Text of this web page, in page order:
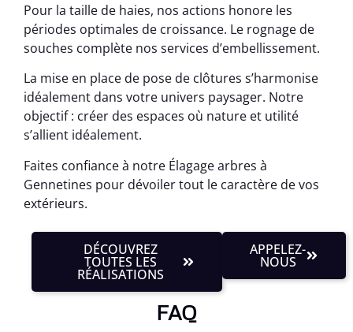
Pour la taille de haies, nos actions honore les
périodes optimales de croissance. Le rognage de
souches complète nos services d’embellissement.
La mise en place de pose de clôtures s’harmonise
idéalement dans votre univers paysager. Notre
objectif : créer des espaces où nature et utilité
s’allient idéalement.
Faites confiance à notre Élagage arbres à
Gennetines pour dévoiler tout le caractère de vos
extérieurs.
DÉCOUVREZ
TOUTES LES
RÉALISATIONS
APPELEZ-
NOUS
FAQ